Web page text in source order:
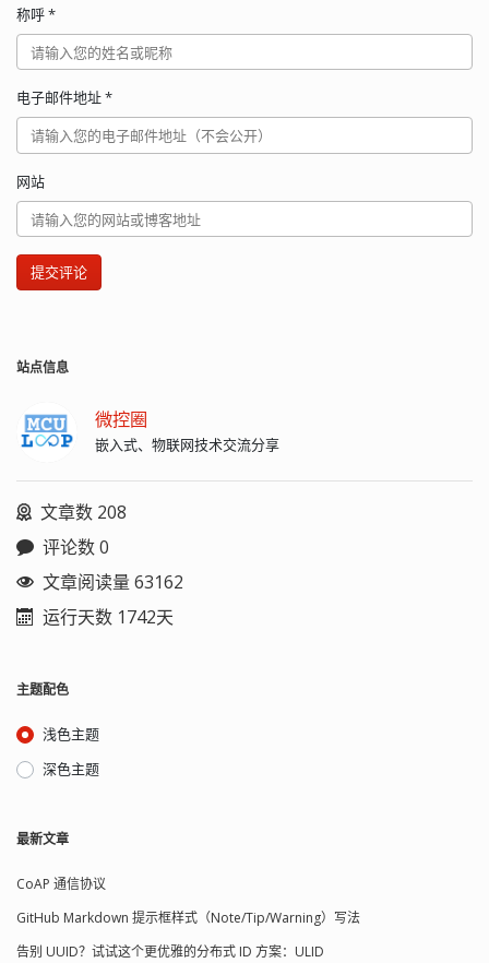
称呼*
电子邮件地址*
网站
提交评论
站点信息
微控圈
嵌入式、物联网技术交流分享
文章数 208
评论数 0
文章阅读量 63162
运行天数 1742天
主题配色
浅色主题
深色主题
最新文章
CoAP 通信协议
GitHub Markdown 提示框样式（Note/Tip/Warning）写法
告别 UUID？试试这个更优雅的分布式 ID 方案：ULID